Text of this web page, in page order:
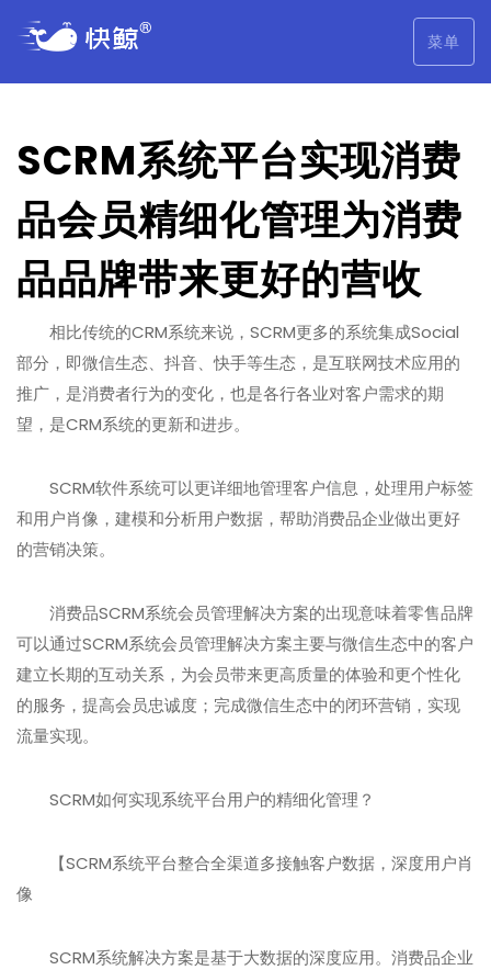
菜单
SCRM系统平台实现消费
品会员精细化管理为消费
品品牌带来更好的营收
相比传统的CRM系统来说，SCRM更多的系统集成Social
部分，即微信生态、抖音、快手等生态，是互联网技术应用的
推广，是消费者行为的变化，也是各行各业对客户需求的期
望，是CRM系统的更新和进步。
SCRM软件系统可以更详细地管理客户信息，处理用户标签
和用户肖像，建模和分析用户数据，帮助消费品企业做出更好
的营销决策。
消费品SCRM系统会员管理解决方案的出现意味着零售品牌
可以通过SCRM系统会员管理解决方案主要与微信生态中的客户
建立长期的互动关系，为会员带来更高质量的体验和更个性化
的服务，提高会员忠诚度；完成微信生态中的闭环营销，实现
流量实现。
SCRM如何实现系统平台用户的精细化管理？
【SCRM系统平台整合全渠道多接触客户数据，深度用户肖
像
SCRM系统解决方案是基于大数据的深度应用。消费品企业